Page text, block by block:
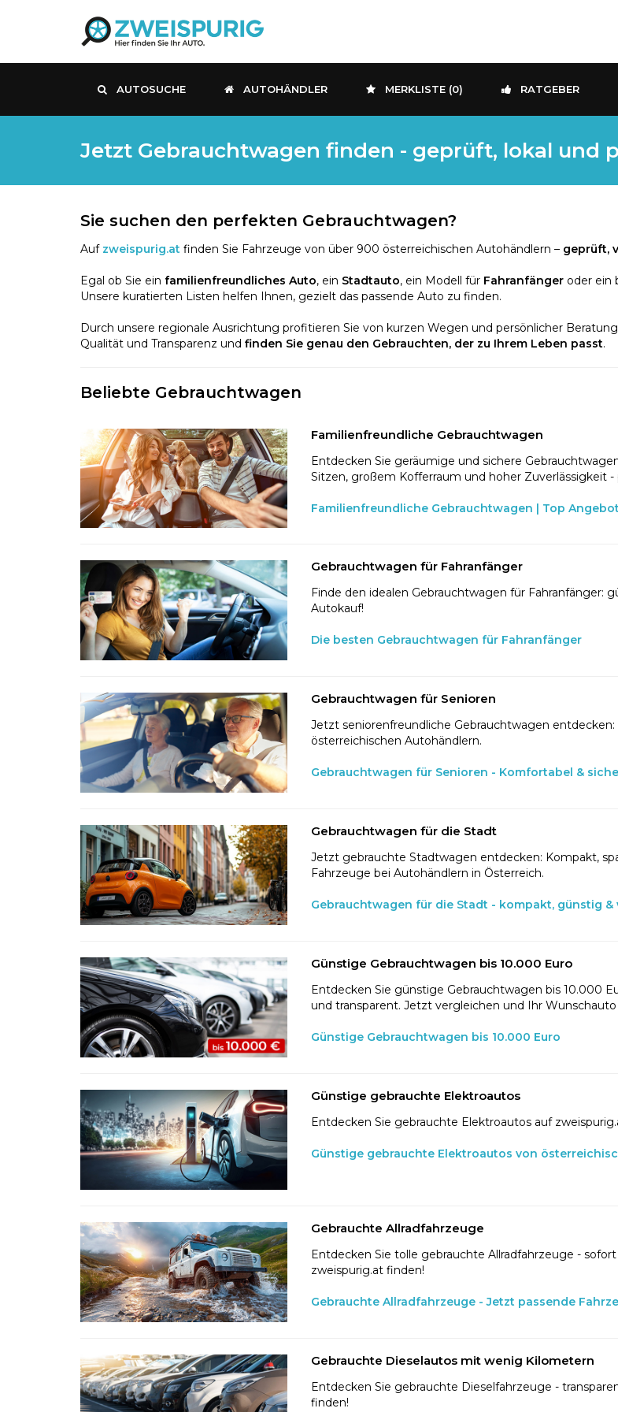
AUTOSUCHE AUTOHÄNDLER MERKLISTE (0) RATGEBER
Jetzt Gebrauchtwagen finden - geprüft, lokal und
Sie suchen den perfekten Gebrauchtwagen?
Auf zweispurig.at finden Sie Fahrzeuge von über 900 österreichischen Autohändlern – geprüft,
Egal ob Sie ein familienfreundliches Auto, ein Stadtauto, ein Modell für Fahranfänger oder ein
Unsere kuratierten Listen helfen Ihnen, gezielt das passende Auto zu finden.
Durch unsere regionale Ausrichtung profitieren Sie von kurzen Wegen und persönlicher
Qualität und Transparenz und finden Sie genau den Gebrauchten, der zu Ihrem Leben passt.
Beliebte Gebrauchtwagen
Familienfreundliche Gebrauchtwagen
Entdecken Sie geräumige und sichere
Sitzen, großem Kofferraum und hoher Zuverlässigkeit
Familienfreundliche Gebrauchtwagen | Top
Gebrauchtwagen für Fahranfänger
Finde den idealen Gebrauchtwagen für Fahranfänger:
Autokauf!
Die besten Gebrauchtwagen für Fahranfänger
Gebrauchtwagen für Senioren
Jetzt seniorenfreundliche Gebrauchtwagen
österreichischen Autohändlern.
Gebrauchtwagen für Senioren - Komfortabel &
Gebrauchtwagen für die Stadt
Jetzt gebrauchte Stadtwagen entdecken: Kompakt,
Fahrzeuge bei Autohändlern in Österreich.
Gebrauchtwagen für die Stadt - kompakt, günstig &
Günstige Gebrauchtwagen bis 10.000 Euro
Entdecken Sie günstige Gebrauchtwagen bis 10.000
und transparent. Jetzt vergleichen und Ihr
Günstige Gebrauchtwagen bis 10.000 Euro
Günstige gebrauchte Elektroautos
Entdecken Sie gebrauchte Elektroautos auf
Günstige gebrauchte Elektroautos von
Gebrauchte Allradfahrzeuge
Entdecken Sie tolle gebrauchte Allradfahrzeuge -
zweispurig.at finden!
Gebrauchte Allradfahrzeuge - Jetzt passende
Gebrauchte Dieselautos mit wenig Kilometern
Entdecken Sie gebrauchte Dieselfahrzeuge -
finden!